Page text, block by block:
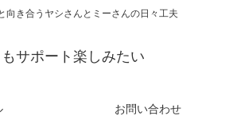
向き合うヤシさんとミーさんの日々工夫
サポート楽しみたい
お問い合わせ